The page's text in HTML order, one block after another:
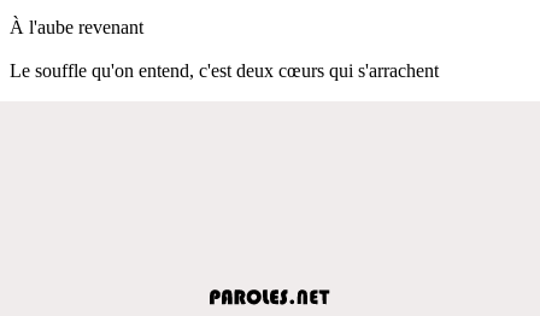
À l'aube revenant
Le souffle qu'on entend, c'est deux cœurs qui s'arrachent